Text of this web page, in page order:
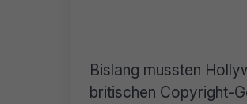
Bislang mussten
britischen Copyright-